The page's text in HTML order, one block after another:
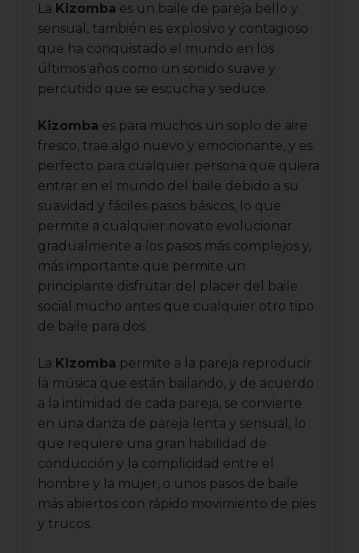
La Kizomba es un baile de pareja bello y
sensual, también es explosivo y contagioso
que ha conquistado el mundo en los
últimos años como un sonido suave y
percutido que se escucha y seduce.
Kizomba es para muchos un soplo de aire
fresco, trae algo nuevo y emocionante, y es
perfecto para cualquier persona que quiera
entrar en el mundo del baile debido a su
suavidad y fáciles pasos básicos, lo que
permite a cualquier novato evolucionar
gradualmente a los pasos más complejos y,
más importante que permite un
principiante disfrutar del placer del baile
social mucho antes que cualquier otro tipo
de baile para dos.
La Kizomba permite a la pareja reproducir
la música que están bailando, y de acuerdo
a la intimidad de cada pareja, se convierte
en una danza de pareja lenta y sensual, lo
que requiere una gran habilidad de
conducción y la complicidad entre el
hombre y la mujer, o unos pasos de baile
más abiertos con rápido movimiento de pies
y trucos.